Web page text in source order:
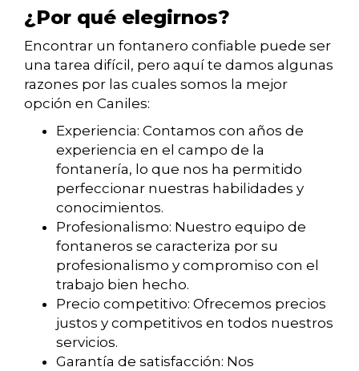
¿Por qué elegirnos?
Encontrar un fontanero confiable puede ser
una tarea difícil, pero aquí te damos algunas
razones por las cuales somos la mejor
opción en Caniles:
Experiencia: Contamos con años de
experiencia en el campo de la
fontanería, lo que nos ha permitido
perfeccionar nuestras habilidades y
conocimientos.
Profesionalismo: Nuestro equipo de
fontaneros se caracteriza por su
profesionalismo y compromiso con el
trabajo bien hecho.
Precio competitivo: Ofrecemos precios
justos y competitivos en todos nuestros
servicios.
Garantía de satisfacción: Nos